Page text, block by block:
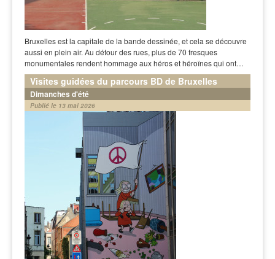
Bruxelles est la capitale de la bande dessinée, et cela se découvre
aussi en plein air. Au détour des rues, plus de 70 fresques
monumentales rendent hommage aux héros et héroïnes qui ont…
Visites guidées du parcours BD de Bruxelles
Dimanches d'été
Publié le 13 mai 2026